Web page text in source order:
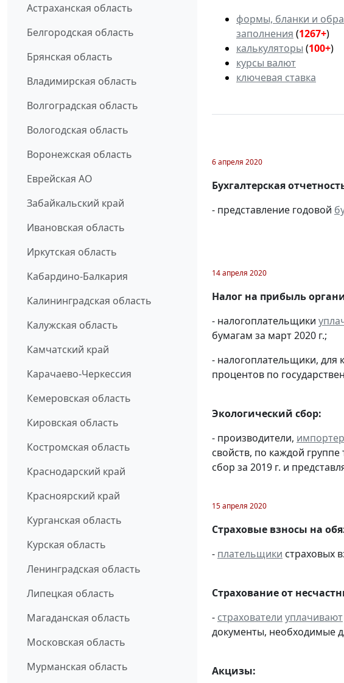
Астраханская область
Белгородская область
Брянская область
Владимирская область
Волгоградская область
Вологодская область
Воронежская область
Еврейская АО
Забайкальский край
Ивановская область
Иркутская область
Кабардино-Балкария
Калининградская область
Калужская область
Камчатский край
Карачаево-Черкессия
Кемеровская область
Кировская область
Костромская область
Краснодарский край
Красноярский край
Курганская область
Курская область
Ленинградская область
Липецкая область
Магаданская область
Московская область
Мурманская область
формы, бланки и
заполнения (1267+)
калькуляторы (100+)
курсы валют
ключевая ставка
6 апреля 2020
Бухгалтерская
- представление годовой
14 апреля 2020
Налог на прибыль
- налогоплательщики
бумагам за март 2020 г.;
- налогоплательщики, для
процентов по
Экологический сбор:
- производители,
свойств, по каждой
сбор за 2019 г. и
15 апреля 2020
Страховые взносы на
- плательщики страховых
Страхование от
- страхователи уплачивают
документы, необходимые
Акцизы: